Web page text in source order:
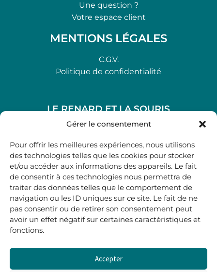
Gérer le consentement
Pour offrir les meilleures expériences, nous utilisons
des technologies telles que les cookies pour stocker
et/ou accéder aux informations des appareils. Le fait
de consentir à ces technologies nous permettra de
traiter des données telles que le comportement de
navigation ou les ID uniques sur ce site. Le fait de ne
pas consentir ou de retirer son consentement peut
avoir un effet négatif sur certaines caractéristiques et
fonctions.
Accepter
Une question ?
Votre espace client
MENTIONS LÉGALES
C.G.V.
Politique de confidentialité
LE RENARD ET LA SOURIS
48, rue Maubec 33210 LANGON
05 40 41 37 18
.
MARDI AU SAMEDI
10H00-12H45 | 14H00 -19H00
boutique@lerenardetlasouris.com